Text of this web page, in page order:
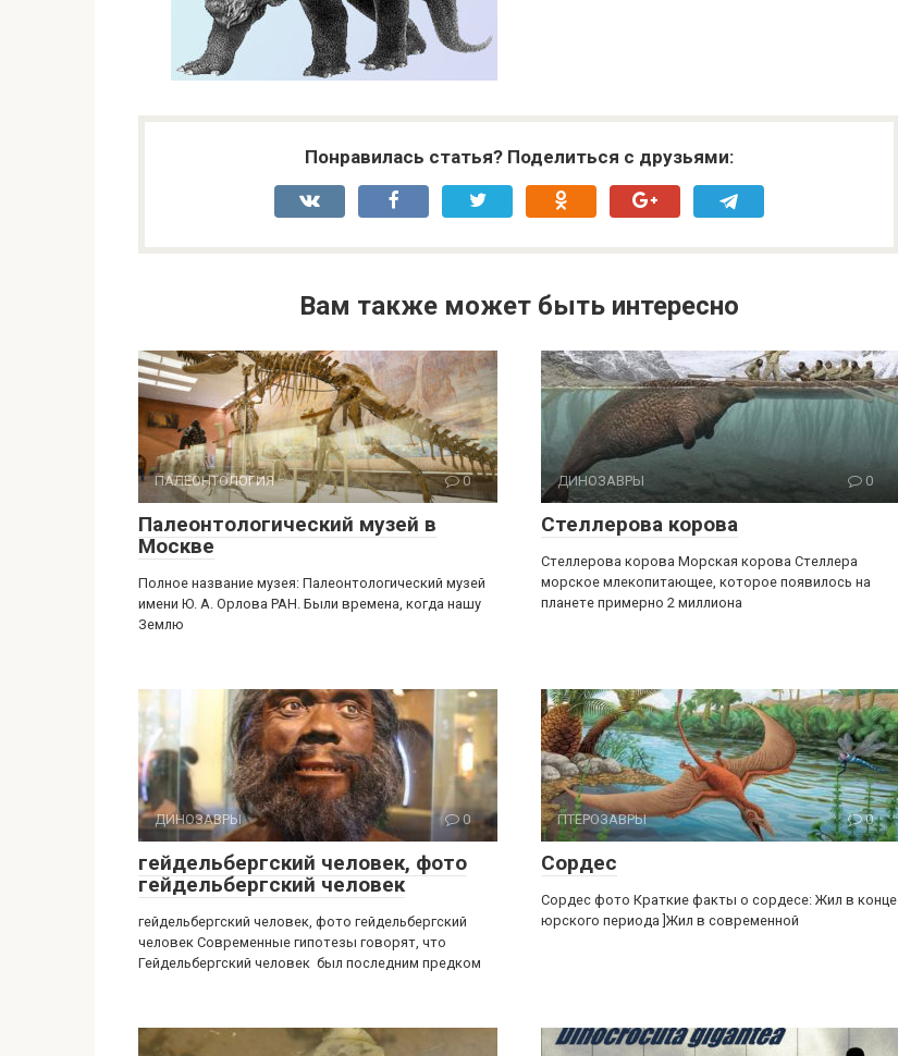
Понравилась статья? Поделиться с друзьями:
Вам также может быть интересно
ПАЛЕОНТОЛОГИЯ 0
Палеонтологический музей в
Москве
Полное название музея: Палеонтологический музей
имени Ю. А. Орлова РАН. Были времена, когда нашу
Землю
ДИНОЗАВРЫ 0
Стеллерова корова
Стеллерова корова Морская корова Стеллера
морское млекопитающее, которое появилось на
планете примерно 2 миллиона
ДИНОЗАВРЫ 0
гейдельбергский человек, фото
гейдельбергский человек
гейдельбергский человек, фото гейдельбергский
человек Современные гипотезы говорят, что
Гейдельбергский человек был последним предком
ПТЕРОЗАВРЫ 0
Сордес
Сордес фото Краткие факты о сордесе: Жил в конце
юрского периода ]Жил в современной